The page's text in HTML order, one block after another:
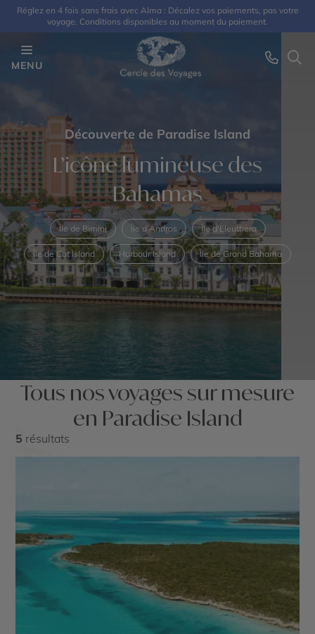
Réglez en 4 fois sans frais avec Alma : Décalez vos paiements, pas votre
voyage. Conditions disponibles au moment du paiement.
MENU
Découverte de Paradise Island
L’icône lumineuse des
Bahamas
Île de Bimini Île d'Andros Île d'Eleuthera
Île de Cat Island Harbour Island Île de Grand Bahama
Tous nos voyages sur mesure
en Paradise Island
5 résultats